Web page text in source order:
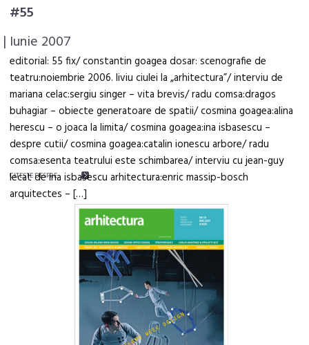
#55
| Iunie 2007
editorial: 55 fix/ constantin goagea dosar: scenografie de
teatru:noiembrie 2006. liviu ciulei la „arhitectura”/ interviu de
mariana celac:sergiu singer – vita brevis/ radu comsa:dragos
buhagiar – obiecte generatoare de spatii/ cosmina goagea:alina
herescu – o joaca la limita/ cosmina goagea:ina isbasescu –
despre cutii/ cosmina goagea:catalin ionescu arbore/ radu
comsa:esenta teatrului este schimbarea/ interviu cu jean-guy
lecat de ina isbasescu arhitectura:enric massip-bosch
arquitectes – […]
CITEŞTE DESPRE